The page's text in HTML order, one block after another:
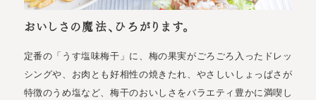
おいしさの魔法、ひろがります。
定番の「うす塩味梅干」に、梅の果実がごろごろ入ったドレッ
シングや、お肉とも好相性の焼きたれ、やさしいしょっぱさが
特徴のうめ塩など、梅干のおいしさをバラエティ豊かに満喫し